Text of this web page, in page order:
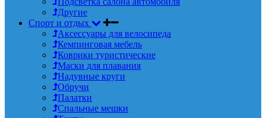
Другие
Спорт и отдых
Аксессуары для велосипеда
Кемпинговая мебель
Коврики туристические
Маски для плавания
Надувные круги
Обручи
Палатки
Спальные мешки